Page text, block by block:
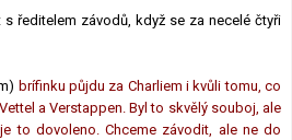
ředitelem závodů, když se za necelé čtyři
brífinku půjdu za Charliem i kvůli tomu, co
a Verstappen. Byl to skvělý souboj, ale
to dovoleno. Chceme závodit, ale ne do